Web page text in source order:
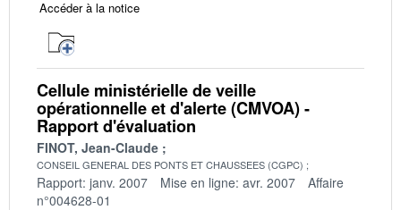
Accéder à la notice
Cellule ministérielle de veille
opérationnelle et d'alerte (CMVOA) -
Rapport d'évaluation
FINOT, Jean-Claude
CONSEIL GENERAL DES PONTS ET CHAUSSEES (CGPC)
Rapport: janv. 2007 Mise en ligne: avr. 2007
Affaire
n°004628-01